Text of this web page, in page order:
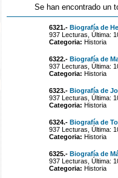
Se han encontrado un
6321.- Biografía de
937 Lecturas, Última:
Categoria: Historia
6322.- Biografía de
937 Lecturas, Última:
Categoria: Historia
6323.- Biografía de
937 Lecturas, Última:
Categoria: Historia
6324.- Biografía de
937 Lecturas, Última:
Categoria: Historia
6325.- Biografía de
937 Lecturas, Última:
Categoria: Historia